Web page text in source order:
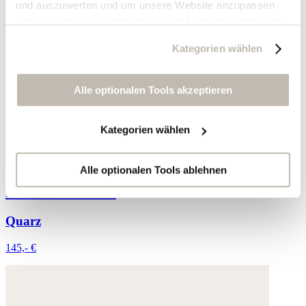
und auszuwerten und um unsere Website anzupassen
zu erstellen, um personalisierte Werbung auszuliefern,
Sie erneut mit Werbung anzusprechen sowie um unsere
Werbekampagnen auszuwerten ("Marketing").
Ihre Daten werden mit Dienstanbietern geteilt, die wir in
der Datenschutzerklärung genauer auflisten oder wenn
Sie auf "Kategorien wählen" klicken.
Indem Sie auf "Alle optionalen Tools akzeptieren" klicken,
erklären Sie sich mit der Nutzung der optionalen Tools
Kategorien wählen
Alle optionalen Tools akzeptieren
Kategorien wählen
Alle optionalen Tools ablehnen
Perlenarmband
Quarz
145,- €